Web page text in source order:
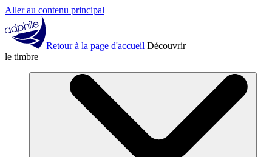
Aller au contenu principal
Retour à la page d'accueil Découvrir
le timbre